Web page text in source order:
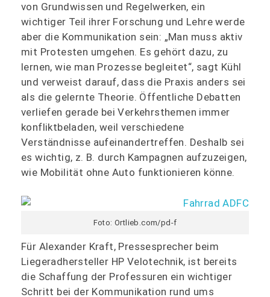
von Grundwissen und Regelwerken, ein
wichtiger Teil ihrer Forschung und Lehre werde
aber die Kommunikation sein: „Man muss aktiv
mit Protesten umgehen. Es gehört dazu, zu
lernen, wie man Prozesse begleitet“, sagt Kühl
und verweist darauf, dass die Praxis anders sei
als die gelernte Theorie. Öffentliche Debatten
verliefen gerade bei Verkehrsthemen immer
konfliktbeladen, weil verschiedene
Verständnisse aufeinandertreffen. Deshalb sei
es wichtig, z. B. durch Kampagnen aufzuzeigen,
wie Mobilität ohne Auto funktionieren könne.
Foto: Ortlieb.com/pd-f
Für Alexander Kraft, Pressesprecher beim
Liegeradhersteller HP Velotechnik, ist bereits
die Schaffung der Professuren ein wichtiger
Schritt bei der Kommunikation rund ums